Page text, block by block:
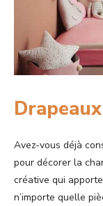
Avez-vous déjà
pour décorer la
créative qui
n’importe quelle